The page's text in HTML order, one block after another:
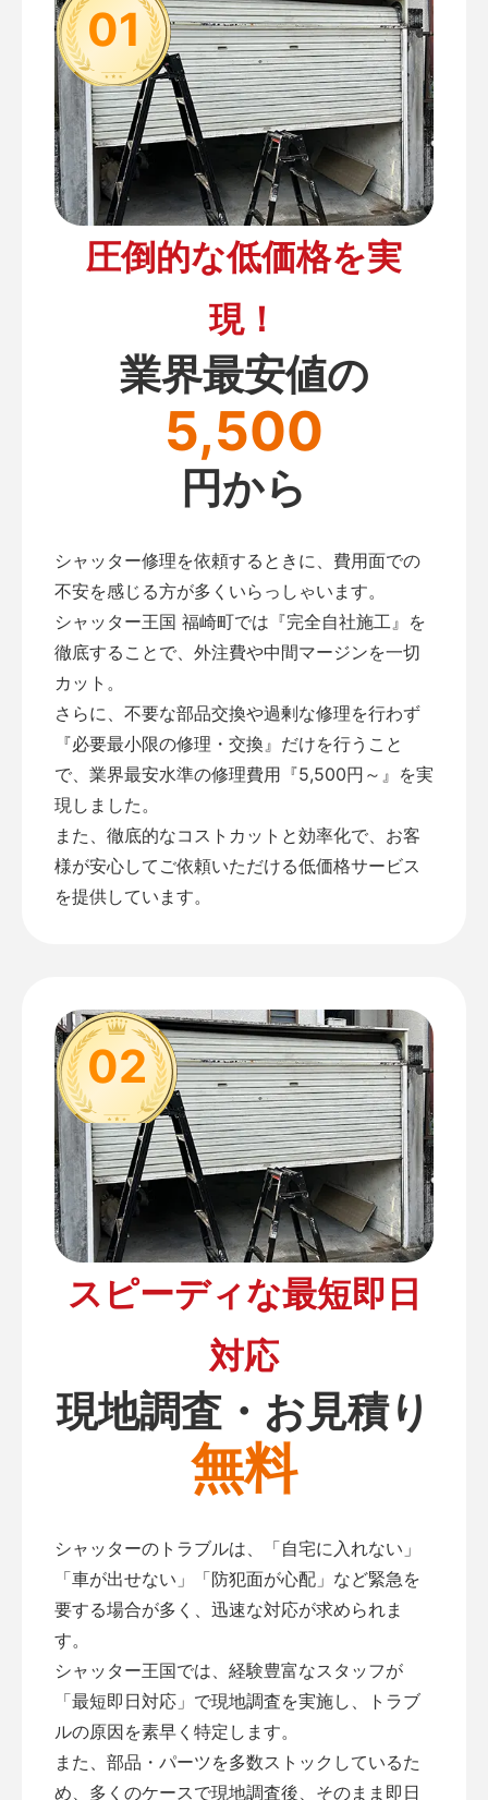
01
圧倒的な低価格を実
現！
業界最安値の
5,500
円から
シャッター修理を依頼するときに、費用面での
不安を感じる方が多くいらっしゃいます。
シャッター王国 福崎町では『完全自社施工』を
徹底することで、外注費や中間マージンを一切
カット。
さらに、不要な部品交換や過剰な修理を行わず
『必要最小限の修理・交換』だけを行うこと
で、業界最安水準の修理費用『5,500円～』を実
現しました。
また、徹底的なコストカットと効率化で、お客
様が安心してご依頼いただける低価格サービス
を提供しています。
02
スピーディな最短即日
対応
現地調査・お見積り
無料
シャッターのトラブルは、「自宅に入れない」
「車が出せない」「防犯面が心配」など緊急を
要する場合が多く、迅速な対応が求められま
す。
シャッター王国では、経験豊富なスタッフが
「最短即日対応」で現地調査を実施し、トラブ
ルの原因を素早く特定します。
また、部品・パーツを多数ストックしているた
め、多くのケースで現地調査後、そのまま即日